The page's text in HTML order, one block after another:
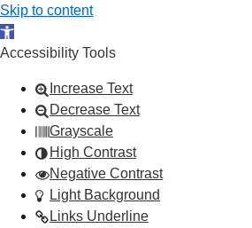
Skip to content
Open toolbar
Accessibility Tools
Increase Text
Decrease Text
Grayscale
High Contrast
Negative Contrast
Light Background
Links Underline